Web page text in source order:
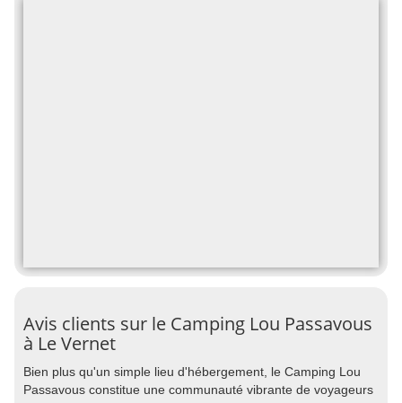
Avis clients sur le Camping Lou Passavous
à Le Vernet
Bien plus qu'un simple lieu d'hébergement, le Camping Lou
Passavous constitue une communauté vibrante de voyageurs